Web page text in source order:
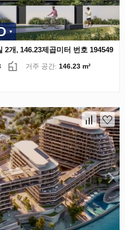
개, 146.23제곱미터 번호 194549
거주 공간: 146.23 m²